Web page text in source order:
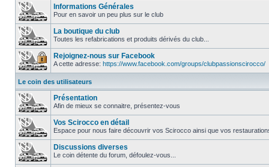
Informations Générales
Pour en savoir un peu plus sur le club
La boutique du club
Toutes les refabrications et produits dérivés du club...
Rejoignez-nous sur Facebook
A cette adresse: https://www.facebook.com/groups/clubpassionscirocco/
Le coin des utilisateurs
Présentation
Afin de mieux se connaitre, présentez-vous
Vos Scirocco en détail
Espace pour nous faire découvrir vos Scirocco ainsi que vos
Discussions diverses
Le coin détente du forum, défoulez-vous...